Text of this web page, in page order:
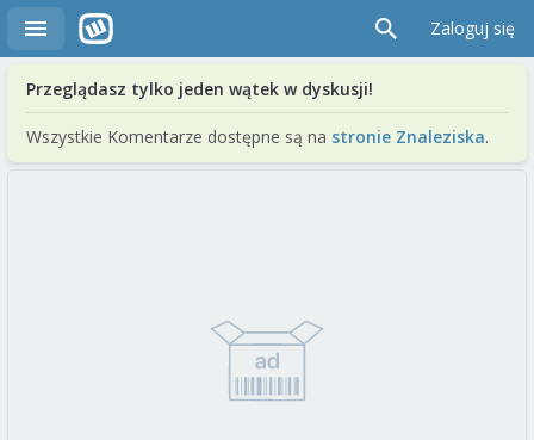
Zaloguj się
Przeglądasz tylko jeden wątek w dyskusji!
Wszystkie Komentarze dostępne są na stronie Znaleziska.